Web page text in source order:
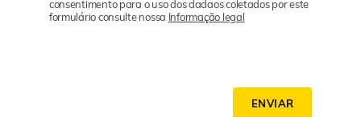
consentimento para o uso dos dadaos coletados por este
formulário consulte nossa Informação legal
ENVIAR